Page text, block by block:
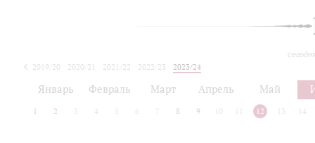
2019/20 2020/21 2021/22 2022/23
2023/24
Январь Февраль Март Апрель Май
1 2 3 4 5 6 7 8 9 10 12 13 14